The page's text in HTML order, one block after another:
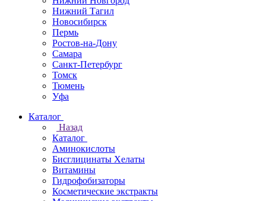
Нижний Тагил
Новосибирск
Пермь
Ростов-на-Дону
Самара
Санкт-Петербург
Томск
Тюмень
Уфа
Каталог
Назад
Каталог
Аминокислоты
Бисглицинаты Хелаты
Витамины
Гидрофобизаторы
Косметические экстракты